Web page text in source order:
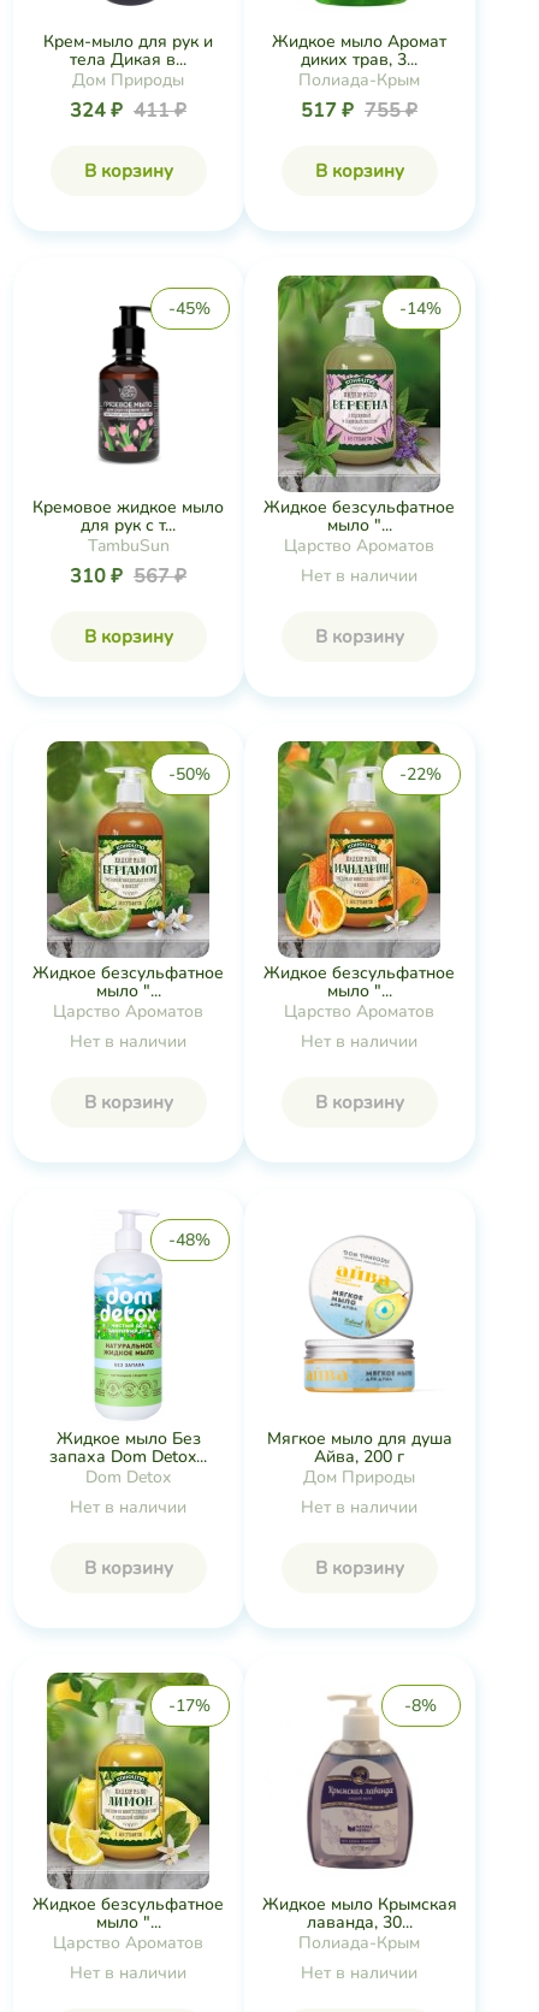
Крем-мыло для рук и
тела Дикая в...
Дом Природы
324 ₽ 411 ₽
В корзину
Жидкое мыло Аромат
диких трав, 3...
Полиада-Крым
517 ₽ 755 ₽
В корзину
-45%
Кремовое жидкое мыло
для рук с т...
TambuSun
310 ₽ 567 ₽
В корзину
-14%
Жидкое безсульфатное
мыло "...
Царство Ароматов
Нет в наличии
В корзину
-50%
Жидкое безсульфатное
мыло "...
Царство Ароматов
Нет в наличии
В корзину
-22%
Жидкое безсульфатное
мыло "...
Царство Ароматов
Нет в наличии
В корзину
-48%
Жидкое мыло Без
запаха Dom Detox...
Dom Detox
Нет в наличии
В корзину
Мягкое мыло для душа
Айва, 200 г
Дом Природы
Нет в наличии
В корзину
-17%
Жидкое безсульфатное
мыло "...
Царство Ароматов
Нет в наличии
-8%
Жидкое мыло Крымская
лаванда, 30...
Полиада-Крым
Нет в наличии